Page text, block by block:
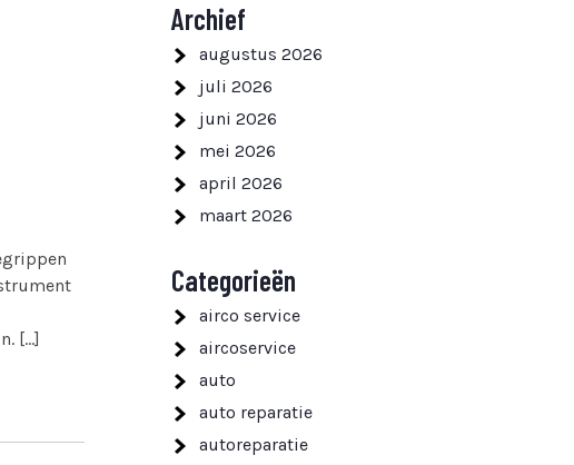
[…]
Archief
augustus 2026
juli 2026
juni 2026
mei 2026
april 2026
maart 2026
Categorieën
airco service
aircoservice
auto
auto reparatie
autoreparatie